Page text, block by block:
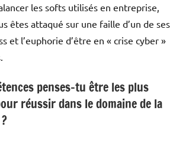
les softs utilisés en entreprise,
êtes attaqué sur une faille d’un de ses
et l’euphorie d’être en « crise cyber »
penses-tu être les plus
réussir dans le domaine de la